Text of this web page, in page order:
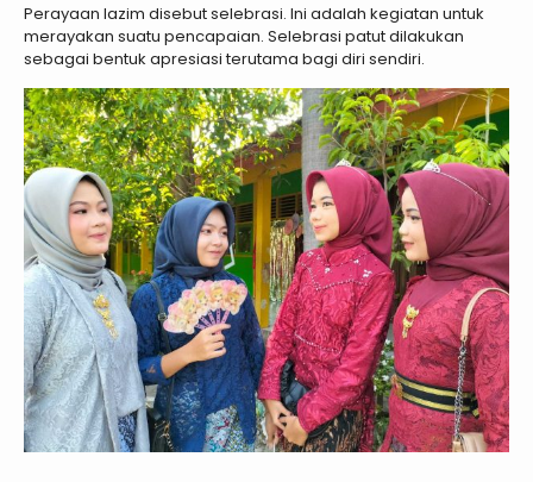
Perayaan lazim disebut selebrasi. Ini adalah kegiatan untuk
merayakan suatu pencapaian. Selebrasi patut dilakukan
sebagai bentuk apresiasi terutama bagi diri sendiri.